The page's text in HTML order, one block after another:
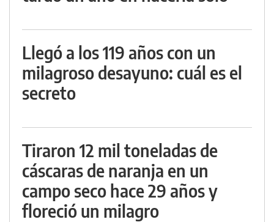
Llegó a los 119 años con un
milagroso desayuno: cuál es el
secreto
Tiraron 12 mil toneladas de
cáscaras de naranja en un
campo seco hace 29 años y
floreció un milagro